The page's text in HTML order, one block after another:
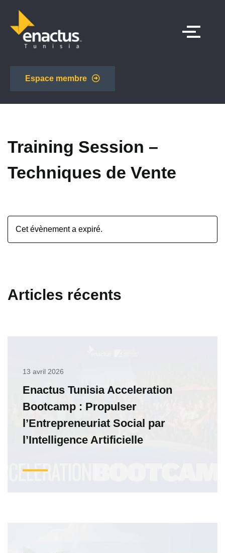
Espace membre
Training Session –
Techniques de Vente
Cet évènement a expiré.
Articles récents
13 avril 2026
Enactus Tunisia Acceleration
Bootcamp : Propulser
l’Entrepreneuriat Social par
l’Intelligence Artificielle